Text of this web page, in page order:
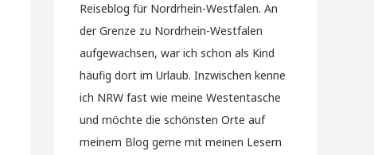
Reiseblog für Nordrhein-Westfalen. An
der Grenze zu Nordrhein-Westfalen
aufgewachsen, war ich schon als Kind
häufig dort im Urlaub. Inzwischen kenne
ich NRW fast wie meine Westentasche
und möchte die schönsten Orte auf
meinem Blog gerne mit meinen Lesern